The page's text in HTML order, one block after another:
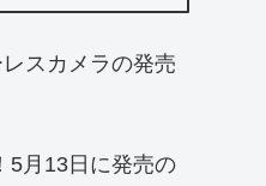
スカメラの発売
5月13日に発売の